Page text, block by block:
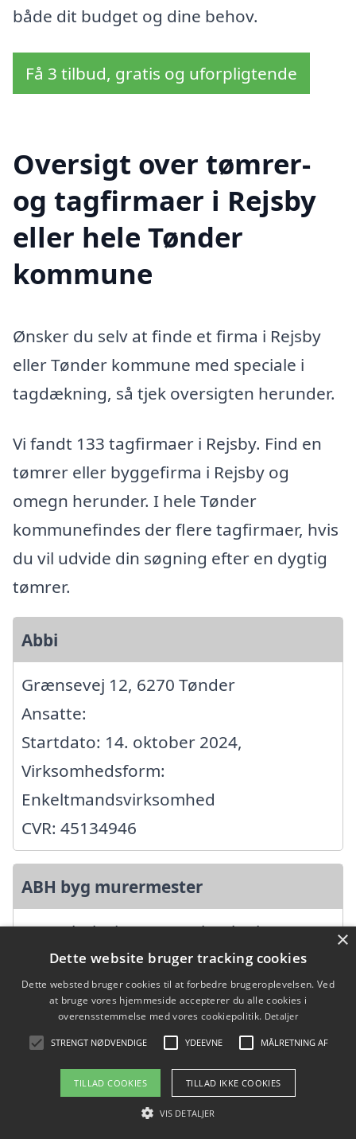
både dit budget og dine behov.
Få 3 tilbud, gratis og uforpligtende
Oversigt over tømrer-
og tagfirmaer i Rejsby
eller hele Tønder
kommune
Ønsker du selv at finde et firma i Rejsby
eller Tønder kommune med speciale i
tagdækning, så tjek oversigten herunder.
Vi fandt 133 tagfirmaer i Rejsby. Find en
tømrer eller byggefirma i Rejsby og
omegn herunder. I hele Tønder
kommunefindes der flere tagfirmaer, hvis
du vil udvide din søgning efter en dygtig
tømrer.
Abbi
Grænsevej 12, 6270 Tønder
Ansatte:
Startdato: 14. oktober 2024,
Virksomhedsform:
Enkeltmandsvirksomhed
CVR: 45134946
ABH byg murermester
Ottersbølvej 45, 6780 Skærbæk
Ansatte: 0
Startdato: 01. januar 2004,
Virksomhedsform:
Enkeltmandsvirksomhed
CVR: 27516475
×
Dette website bruger tracking cookies
Dette websted bruger cookies til at forbedre brugeroplevelsen. Ved
at bruge vores hjemmeside accepterer du alle cookies i
overensstemmelse med vores cookiepolitik. Detaljer
STRENGT NØDVENDIGE YDEEVNE MÅLRETNING AF
TILLAD COOKIES TILLAD IKKE COOKIES
VIS DETALJER